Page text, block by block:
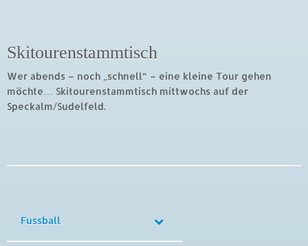
Skitourenstammtisch
Wer abends – noch „schnell“ – eine kleine Tour gehen
möchte… Skitourenstammtisch mittwochs auf der
Speckalm/Sudelfeld.
Fussball